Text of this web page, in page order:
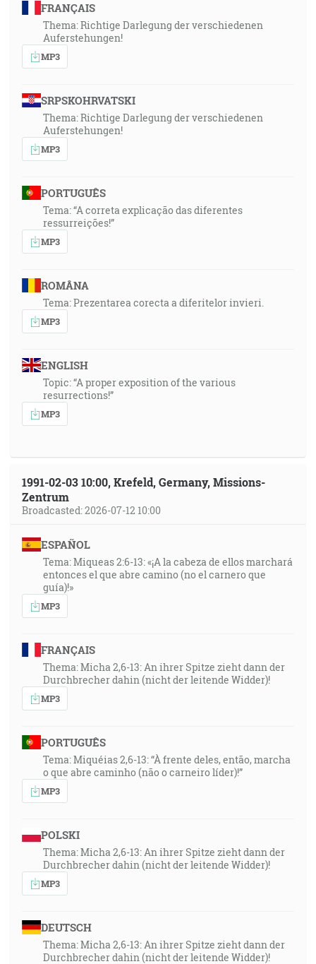
FRANÇAIS
Thema: Richtige Darlegung der verschiedenen
Auferstehungen!
MP3
SRPSKOHRVATSKI
Thema: Richtige Darlegung der verschiedenen
Auferstehungen!
MP3
PORTUGUÊS
Tema: “A correta explicação das diferentes
ressurreições!”
MP3
ROMÂNA
Tema: Prezentarea corecta a diferitelor invieri.
MP3
ENGLISH
Topic: “A proper exposition of the various
resurrections!”
MP3
1991-02-03 10:00, Krefeld, Germany, Missions-
Zentrum
Broadcasted: 2026-07-12 10:00
ESPAÑOL
Tema: Miqueas 2:6-13: «¡A la cabeza de ellos marchará
entonces el que abre camino (no el carnero que
guía)!»
MP3
FRANÇAIS
Thema: Micha 2,6-13: An ihrer Spitze zieht dann der
Durchbrecher dahin (nicht der leitende Widder)!
MP3
PORTUGUÊS
Tema: Miquéias 2,6-13: “À frente deles, então, marcha
o que abre caminho (não o carneiro líder)!”
MP3
POLSKI
Thema: Micha 2,6-13: An ihrer Spitze zieht dann der
Durchbrecher dahin (nicht der leitende Widder)!
MP3
DEUTSCH
Thema: Micha 2,6-13: An ihrer Spitze zieht dann der
Durchbrecher dahin (nicht der leitende Widder)!